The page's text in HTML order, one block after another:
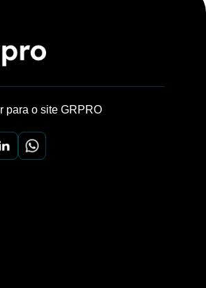
Ir para o site GRPRO